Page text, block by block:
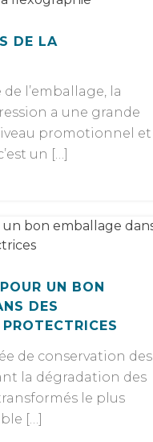
DE LA
l’emballage, la
a une grande
promotionnel et
un […]
UN BON
DES
de conservation des
la dégradation des
le plus
[…]